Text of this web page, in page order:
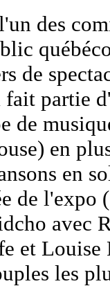
des
de
fait partie
de
en
en
de l'expo
avec
et Louise
les